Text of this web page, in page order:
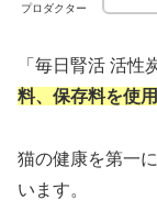
プロダクター
「毎日腎活 活性
料、保存料を使
猫の健康を第一
います。